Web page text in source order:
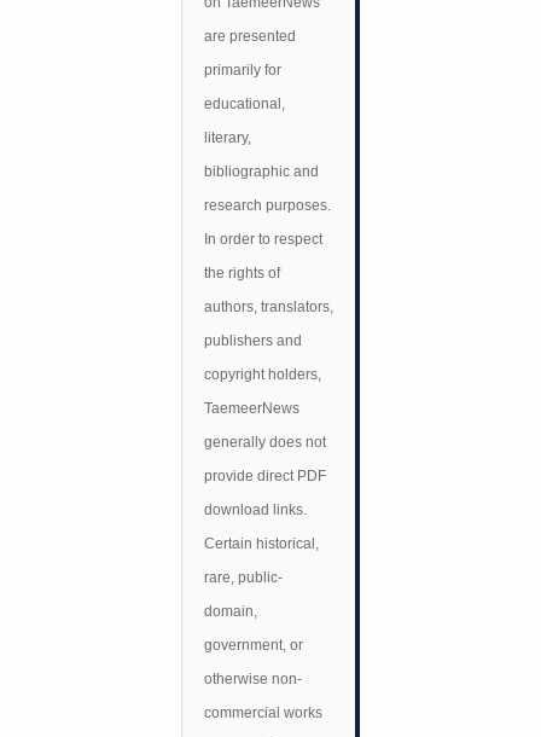
are presented
primarily for
educational,
literary,
bibliographic and
research purposes.
In order to respect
the rights of
authors, translators,
publishers and
copyright holders,
TaemeerNews
generally does not
provide direct PDF
download links.
Certain historical,
rare, public-
domain,
government, or
otherwise non-
commercial works